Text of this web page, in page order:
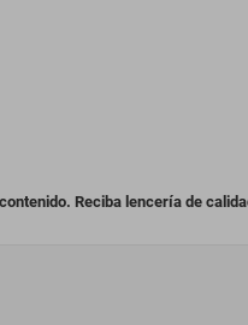
Reciba lencería de